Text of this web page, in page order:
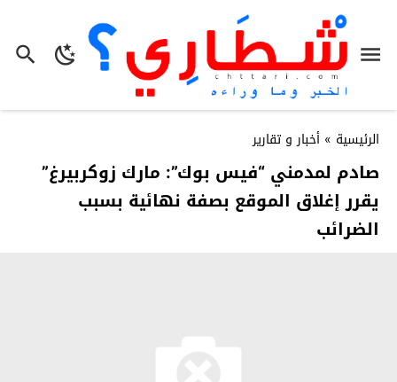
الرئيسية » أخبار و تقارير
صادم لمدمني “فيس بوك”: مارك زوكربيرغ”
يقرر إغلاق الموقع بصفة نهائية بسبب
الضرائب